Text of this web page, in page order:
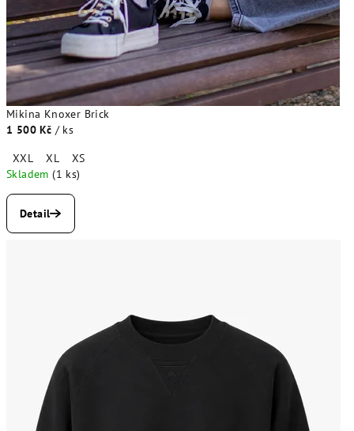
Mikina Knoxer Brick
1 500 Kč / ks
XXL
XL
XS
Skladem(1 ks)
Detail